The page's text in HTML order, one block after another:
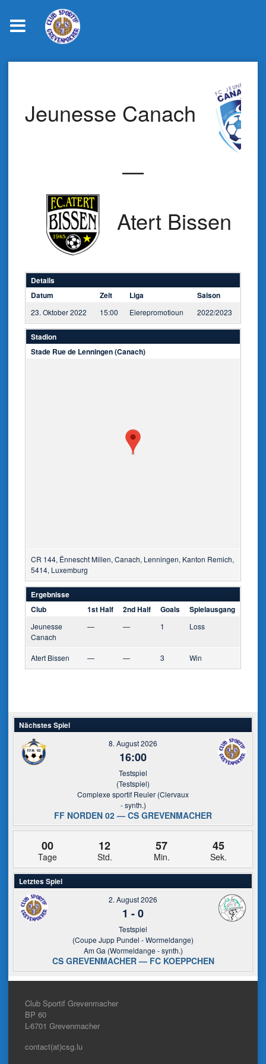
Jeunesse Canach
—
Atert Bissen
Details
Datum
Zeit Liga Saison
23. Oktober 2022 15:00 Eierepromotioun 2022/2023
Stadion
Stade Rue de Lenningen (Canach)
CR 144, Ënnescht Millen, Canach, Lenningen, Kanton Remich,
5414, Luxemburg
Ergebnisse
Club
1st Half 2nd Half Goals Spielausgang
Jeunesse
Canach
— — 1 Loss
Atert Bissen — — 3 Win
Nächstes Spiel
8. August 2026
16:00
Testspiel
(Testspiel)
Complexe sportif Reuler (Clervaux
- synth.)
FF NORDEN 02 — CS GREVENMACHER
00
Tage
12
Std.
57
Min.
45
Sek.
Letztes Spiel
2. August 2026
1 -0
Testspiel
(Coupe Jupp Pundel - Wormeldange)
Am Ga (Wormeldange - synth.)
CS GREVENMACHER — FC KOEPPCHEN
Club Sportif Grevenmacher
BP 60
L-6701 Grevenmacher
contact(at)csg.lu